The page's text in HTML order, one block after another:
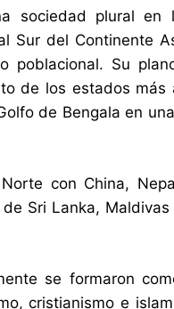
sociedad plural en
Sur del Continente
Su
de los estados más
de Bengala en
con China,
Sri Lanka,
se formaron
cristianismo e